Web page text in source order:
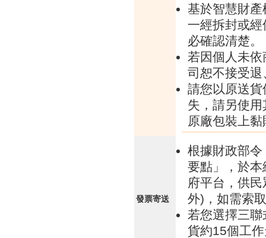
基於智慧財
一經拆封或
必確認清楚。
若因個人未
司恕不接受
請您以原送
失，請另使
原廠包裝上
發票寄送
根據財政部
要點」，於
府平台，供
外)，如需索
若您選擇三
貨約15個工